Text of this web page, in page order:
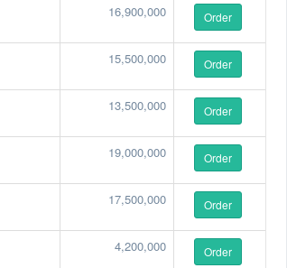
16,900,000 Order
15,500,000 Order
13,500,000 Order
19,000,000 Order
17,500,000 Order
4,200,000 Order